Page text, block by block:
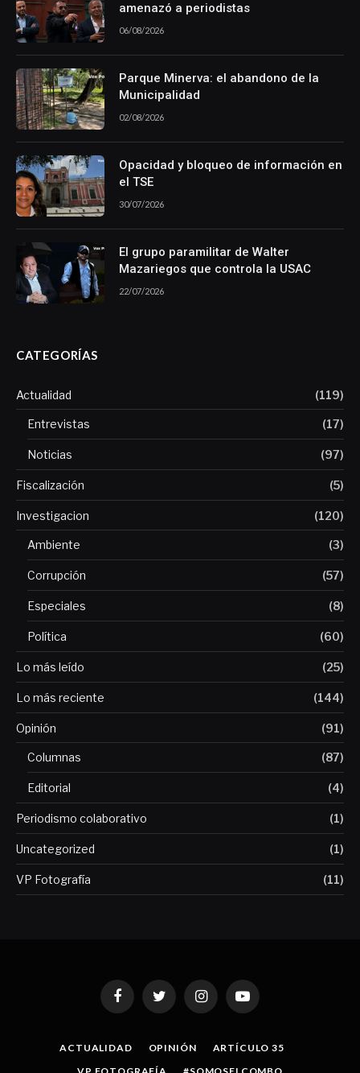
amenazó a periodistas
06/08/2026
Parque Minerva: el abandono de la
Municipalidad
02/08/2026
Opacidad y bloqueo de información en
el TSE
30/07/2026
El grupo paramilitar de Walter
Mazariegos que controla la USAC
22/07/2026
CATEGORÍAS
Actualidad (119)
Entrevistas (17)
Noticias (97)
Fiscalización (5)
Investigacion (120)
Ambiente (3)
Corrupción (57)
Especiales (8)
Política (60)
Lo más leído (25)
Lo más reciente (144)
Opinión (91)
Columnas (87)
Editorial (4)
Periodismo colaborativo (1)
Uncategorized (1)
VP Fotografía (11)
FacebookTwitter InstagramYouTube
ACTUALIDAD OPINIÓN
ARTÍCULO 35